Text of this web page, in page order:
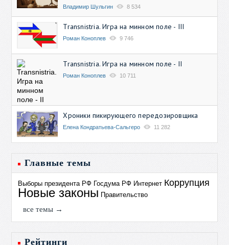
Владимир Шульгин 8 534
Transnistria. Игра на минном поле - III
Роман Коноплев 9 746
Transnistria. Игра на минном поле - II
Роман Коноплев 10 711
Хроники пикирующего передозировщика
Елена Кондратьева-Сальгеро 11 282
Главные темы
Выборы президента РФ Госдума РФ Интернет Коррупция
Новые законы Правительство
все темы →
Рейтинги